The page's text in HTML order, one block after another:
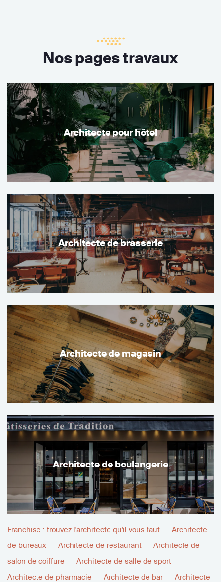
Nos pages travaux
Architecte pour hôtel
Architecte de brasserie
Architecte de magasin
Architecte de boulangerie
Franchise : trouvez l'architecte qu'il vous faut
Architecte
de bureaux
Architecte de restaurant
Architecte de
salon de coiffure
Architecte de salle de sport
Architecte de pharmacie
Architecte de bar
Architecte